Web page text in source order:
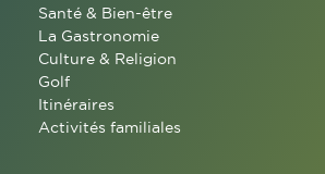
Santé & Bien-être
La Gastronomie
Culture & Religion
Golf
Itinéraires
Activités familiales